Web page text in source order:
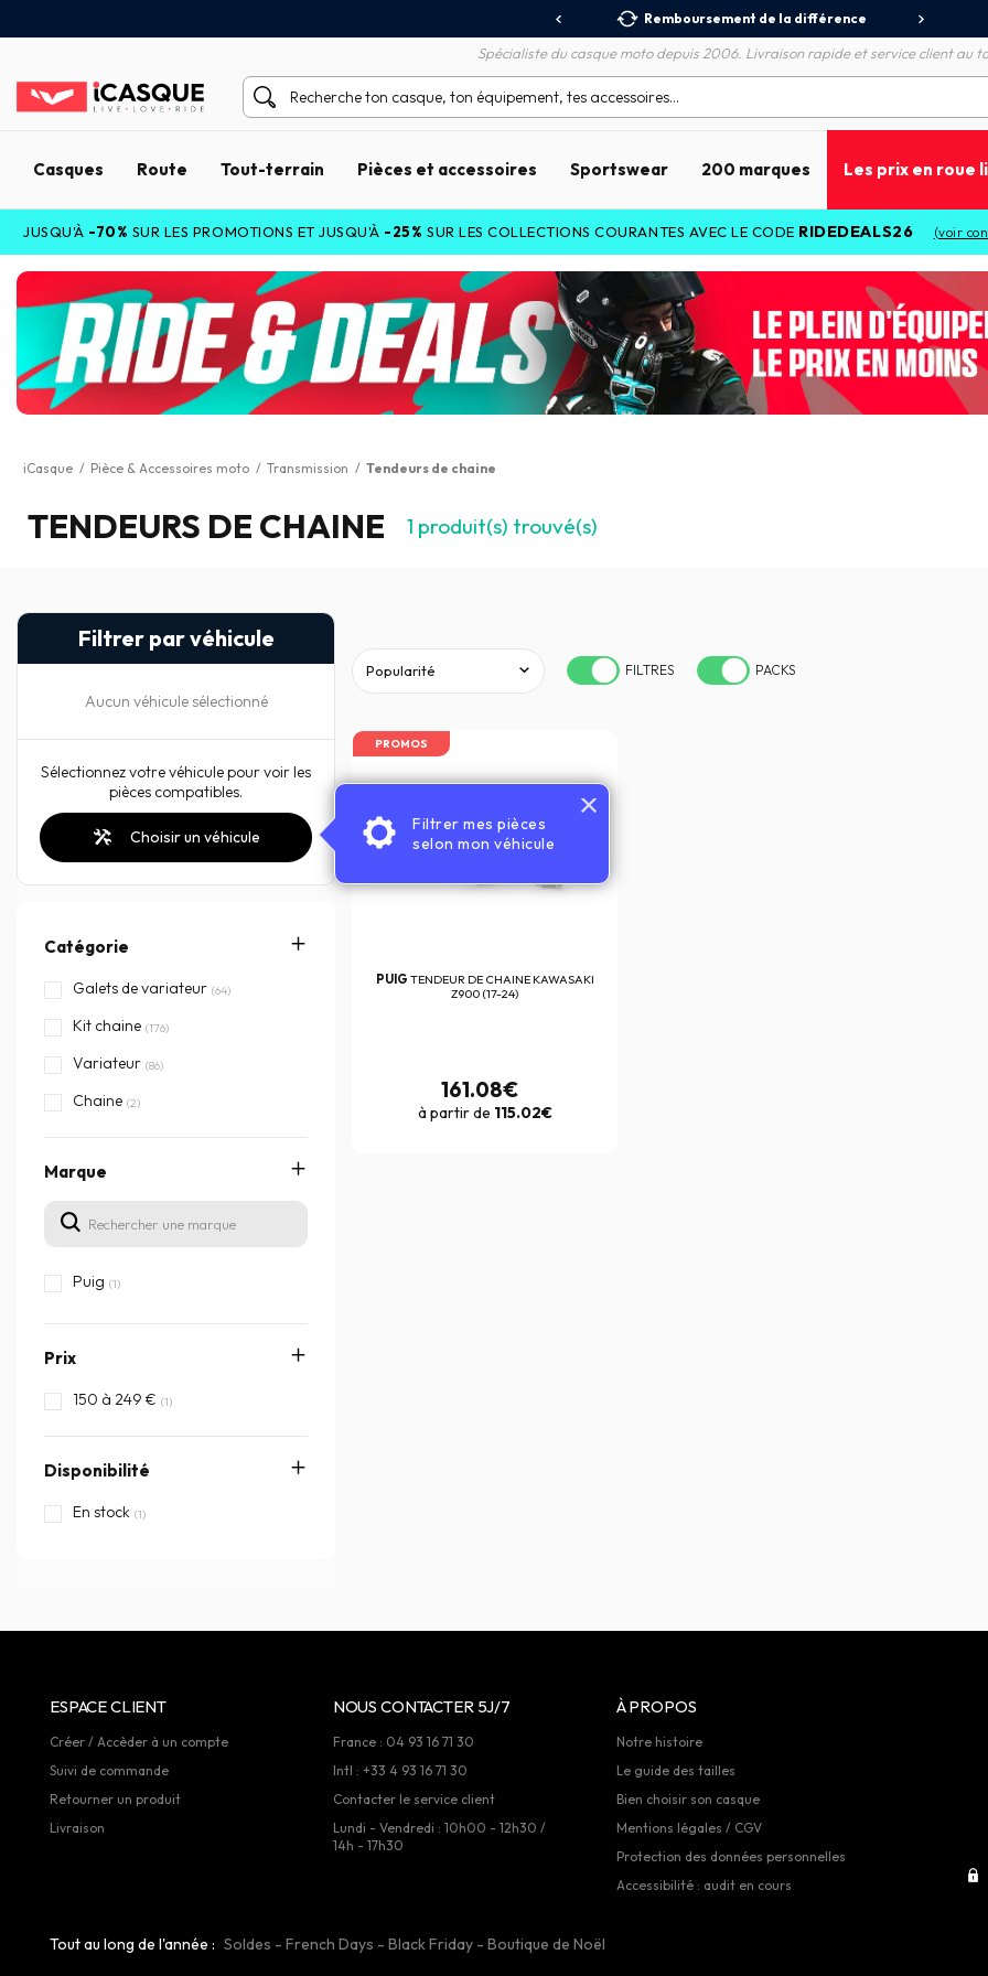
Remboursement de la différence
Spécialiste du casque moto depuis 2006. Livraison rapide et service client au
Casques Route Tout-terrain Pièces et accessoires Sportswear 200 marques Les prix en roue
-70% SUR LES PROMOTIONS ET JUSQU'À-25% SUR LES COLLECTIONS COURANTES AVEC LE CODERIDEDEALS26 (voir
iCasque / Pièce & Accessoires moto / Transmission / Tendeurs de chaine
TENDEURS DE CHAINE 1 produit(s) trouvé(s)
Filtrer par véhicule
Aucun véhicule sélectionné
Sélectionnez votre véhicule pour voir les
pièces compatibles.
Choisir un véhicule
Filtrer mes pièces
selon mon véhicule
Catégorie
Galets de variateur (64)
Kit chaine (176)
Variateur (86)
Chaine (2)
Marque
Puig (1)
Prix
150 à 249 € (1)
Disponibilité
En stock (1)
FILTRES PACKS
PROMOS
PUIG TENDEUR DE CHAINE KAWASAKI
Z900 (17-24)
161.08€
à partir de 115.02€
ESPACE CLIENT
Créer / Accèder à un compte
Suivi de commande
Retourner un produit
Livraison
NOUS CONTACTER 5J/7
France : 04 93 16 71 30
Intl : +33 4 93 16 71 30
Contacter le service client
Lundi - Vendredi : 10h00 - 12h30 /
14h - 17h30
À PROPOS
Notre histoire
Le guide des tailles
Bien choisir son casque
Mentions légales / CGV
Protection des données personnelles
Accessibilité : audit en cours
Tout au long de l'année : Soldes - French Days - Black Friday - Boutique de Noël